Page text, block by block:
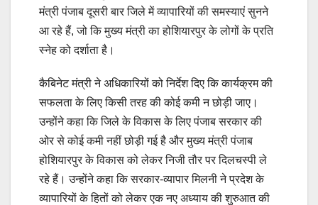
मंत्री पंजाब दूसरी बार जिले में व्यापारियों की समस्याएं सुनने
आ रहे हैं, जो कि मुख्य मंत्री का होशियारपुर के लोगों के प्रति
स्नेह को दर्शाता है।
कैबिनेट मंत्री ने अधिकारियों को निर्देश दिए कि कार्यक्रम की
सफलता के लिए किसी तरह की कोई कमी न छोड़ी जाए।
उन्होंने कहा कि जिले के विकास के लिए पंजाब सरकार की
ओर से कोई कमी नहीं छोड़ी गई है और मुख्य मंत्री पंजाब
होशियारपुर के विकास को लेकर निजी तौर पर दिलचस्पी ले
रहे हैं। उन्होंने कहा कि सरकार-व्यापार मिलनी ने प्रदेश के
व्यापारियों के हितों को लेकर एक नए अध्याय की शुरुआत की